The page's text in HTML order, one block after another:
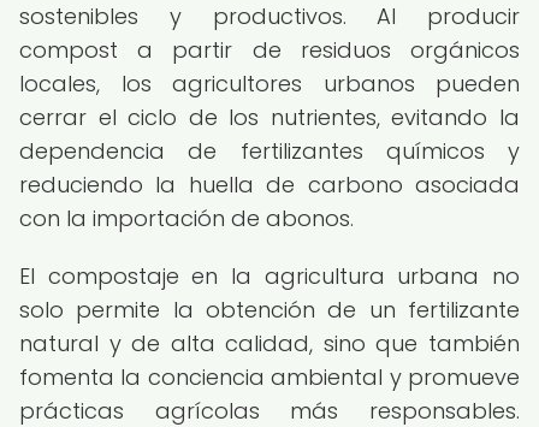
sostenibles y productivos. Al producir
compost a partir de residuos orgánicos
locales, los agricultores urbanos pueden
cerrar el ciclo de los nutrientes, evitando la
dependencia de fertilizantes químicos y
reduciendo la huella de carbono asociada
con la importación de abonos.
El compostaje en la agricultura urbana no
solo permite la obtención de un fertilizante
natural y de alta calidad, sino que también
fomenta la conciencia ambiental y promueve
prácticas agrícolas más responsables.